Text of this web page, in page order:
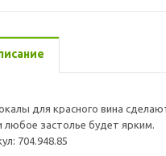
для красного вина
любое застолье будет ярким.
704.948.85